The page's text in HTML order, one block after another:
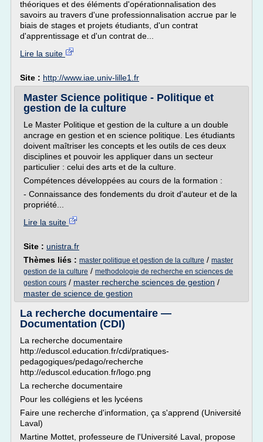
théoriques et des éléments d'opérationnalisation des
savoirs au travers d'une professionnalisation accrue par le
biais de stages et projets étudiants, d'un contrat
d'apprentissage et d'un contrat de...
Lire la suite
Site : http://www.iae.univ-lille1.fr
Master Science politique - Politique et
gestion de la culture
Le Master Politique et gestion de la culture a un double
ancrage en gestion et en science politique. Les étudiants
doivent maîtriser les concepts et les outils de ces deux
disciplines et pouvoir les appliquer dans un secteur
particulier : celui des arts et de la culture.
Compétences développées au cours de la formation :
- Connaissance des fondements du droit d'auteur et de la
propriété...
Lire la suite
Site : unistra.fr
Thèmes liés : master politique et gestion de la culture / master
gestion de la culture / methodologie de recherche en sciences de
gestion cours / master recherche sciences de gestion /
master de science de gestion
La recherche documentaire —
Documentation (CDI)
La recherche documentaire
http://eduscol.education.fr/cdi/pratiques-
pedagogiques/pedago/recherche
http://eduscol.education.fr/logo.png
La recherche documentaire
Pour les collégiens et les lycéens
Faire une recherche d'information, ça s'apprend (Université
Laval)
Martine Mottet, professeure de l'Université Laval, propose